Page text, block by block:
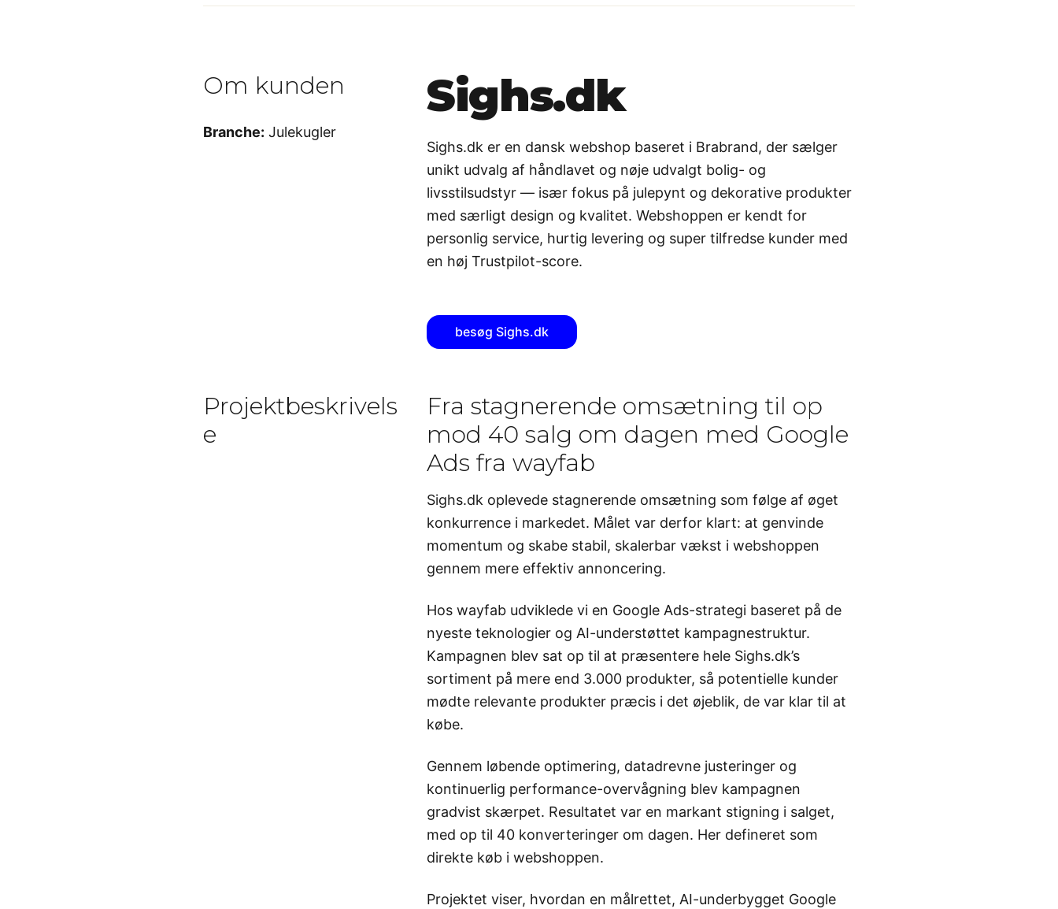
Om kunden
Branche: Julekugler
Sighs.dk
Sighs.dk er en dansk webshop baseret i Brabrand, der sælger
unikt udvalg af håndlavet og nøje udvalgt bolig- og
livsstilsudstyr — især fokus på julepynt og dekorative produkter
med særligt design og kvalitet. Webshoppen er kendt for
personlig service, hurtig levering og super tilfredse kunder med
en høj Trustpilot-score.
besøg Sighs.dk
Projektbeskrivels
e
Fra stagnerende omsætning til op
mod 40 salg om dagen med Google
Ads fra wayfab
Sighs.dk oplevede stagnerende omsætning som følge af øget
konkurrence i markedet. Målet var derfor klart: at genvinde
momentum og skabe stabil, skalerbar vækst i webshoppen
gennem mere effektiv annoncering.
Hos wayfab udviklede vi en Google Ads-strategi baseret på de
nyeste teknologier og AI-understøttet kampagnestruktur.
Kampagnen blev sat op til at præsentere hele Sighs.dk’s
sortiment på mere end 3.000 produkter, så potentielle kunder
mødte relevante produkter præcis i det øjeblik, de var klar til at
købe.
Gennem løbende optimering, datadrevne justeringer og
kontinuerlig performance-overvågning blev kampagnen
gradvist skærpet. Resultatet var en markant stigning i salget,
med op til 40 konverteringer om dagen. Her defineret som
direkte køb i webshoppen.
Projektet viser, hvordan en målrettet, AI-underbygget Google